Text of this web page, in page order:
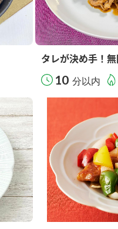
タレが決め手！
10 分以内